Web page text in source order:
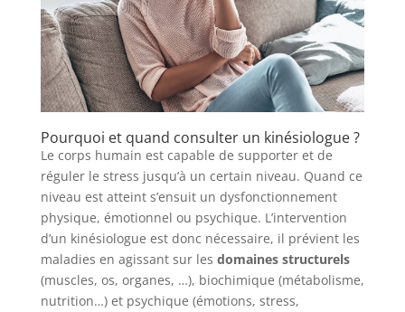
Pourquoi et quand consulter un kinésiologue ?
Le corps humain est capable de supporter et de
réguler le stress jusqu’à un certain niveau. Quand ce
niveau est atteint s’ensuit un dysfonctionnement
physique, émotionnel ou psychique. L’intervention
d’un kinésiologue est donc nécessaire, il prévient les
maladies en agissant sur les domaines structurels
(muscles, os, organes, …), biochimique (métabolisme,
nutrition…) et psychique (émotions, stress,